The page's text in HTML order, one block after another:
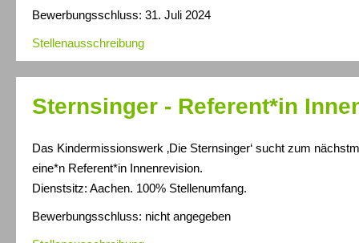
Bewerbungsschluss: 31. Juli 2024
Stellenausschreibung
Sternsinger - Referent*in
Das Kindermissionswerk ‚Die Sternsinger‘ sucht zum
eine*n Referent*in Innenrevision.
Dienstsitz: Aachen. 100% Stellenumfang.
Bewerbungsschluss: nicht angegeben